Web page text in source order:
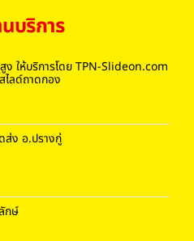
บริการ
ง ให้บริการโดย TPN-Slideon.com
ไลด์ถาดกอง
ง อ.ปรางกู่
กษ์